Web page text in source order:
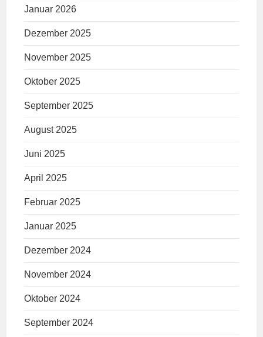
Januar 2026
Dezember 2025
November 2025
Oktober 2025
September 2025
August 2025
Juni 2025
April 2025
Februar 2025
Januar 2025
Dezember 2024
November 2024
Oktober 2024
September 2024